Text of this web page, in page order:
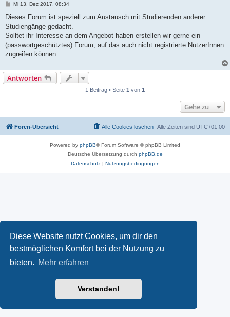
Diese Website nutzt Cookies, um dir den
bestmöglichen Komfort bei der Nutzung zu
bieten. Mehr erfahren
Verstanden!
B
i
r
a
Mi 13. Dez 2017, 08:34
Dieses Forum ist speziell zum Austausch mit Studierenden anderer
Studiengänge gedacht.
Solltet ihr Interesse an dem Angebot haben erstellen wir gerne ein
(passwortgeschütztes) Forum, auf das auch nicht registrierte NutzerInnen
zugreifen können.
Antworten
1 Beitrag • Seite 1 von 1
Gehe zu
Foren-Übersicht Alle Zeiten sind UTC+01:00
Alle Cookies löschen
Powered by phpBB® Forum Software © phpBB Limited
Deutsche Übersetzung durch phpBB.de
Datenschutz| Nutzungsbedingungen